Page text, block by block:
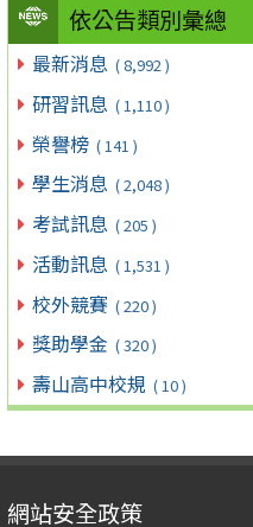
依公告類別彙總
最新消息 ( 8,992 )
研習訊息 ( 1,110 )
榮譽榜 ( 141 )
學生消息 ( 2,048 )
考試訊息 ( 205 )
活動訊息 ( 1,531 )
校外競賽 ( 220 )
獎助學金 ( 320 )
壽山高中校規 ( 10 )
網站安全政策